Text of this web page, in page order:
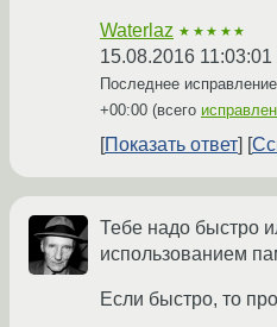
Waterlaz ★★★★★
15.08.2016 11:03:01
Последнее
+00:00 (всего
Показать ответ
Тебе надо быстро
использованием
Если быстро, то